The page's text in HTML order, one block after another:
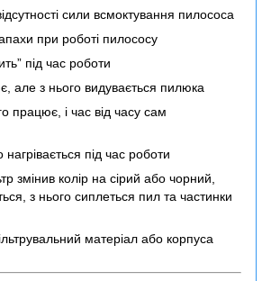
сили всмоктування пилососа
при роботі пилососу
під час роботи
але з нього видувається пилюка
працює, і час від часу сам
під час роботи
змінив колір на сірий або чорний,
з нього сиплеться пил та частинки
матеріал або корпуса